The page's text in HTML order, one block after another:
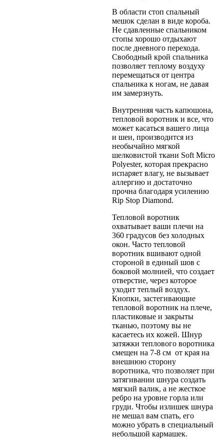
В области стоп спальный
мешок сделан в виде короба.
Не сдавленные спальником
стопы хорошо отдыхают
после дневного перехода.
Свободный крой спальника
позволяет теплому воздуху
перемещаться от центра
спальника к ногам, не давая
им замерзнуть.
Внутренняя часть капюшона,
тепловой воротник и все, что
может касаться вашего лица
и шеи, производится из
необычайно мягкой
шелковистой ткани Soft Micro
Polyester, которая прекрасно
испаряет влагу, не вызывает
аллергию и достаточно
прочна благодаря усилению
Rip Stop Diamond.
Тепловой воротник
охватывает ваши плечи на
360 градусов без холодных
окон. Часто тепловой
воротник вшивают одной
стороной в единый шов с
боковой молнией, что создает
отверстие, через которое
уходит теплый воздух.
Кнопки, застегивающие
тепловой воротник на плече,
пластиковые и закрыты
тканью, поэтому вы не
касаетесь их кожей. Шнур
затяжки теплового воротника
смещен на 7-8 см от края на
внешнюю сторону
воротника, что позволяет при
затягивании шнура создать
мягкий валик, а не жесткое
ребро на уровне горла или
груди. Чтобы излишек шнура
не мешал вам спать, его
можно убрать в специальный
небольшой кармашек.